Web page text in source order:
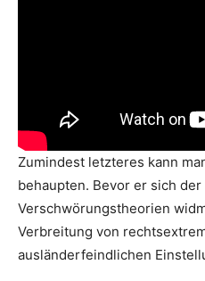
Zumindest letzteres kann
behaupten. Bevor er sich
Verschwörungstheorien
Verbreitung von
ausländerfeindlichen